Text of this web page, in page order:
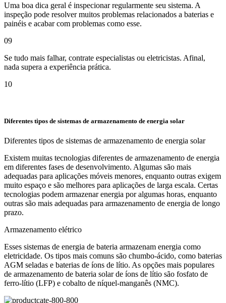
Uma boa dica geral é inspecionar regularmente seu sistema. A
inspeção pode resolver muitos problemas relacionados a baterias e
painéis e acabar com problemas como esse.
09
Se tudo mais falhar, contrate especialistas ou eletricistas. Afinal,
nada supera a experiência prática.
10
Diferentes tipos de sistemas de armazenamento de energia solar
Diferentes tipos de sistemas de armazenamento de energia solar
Existem muitas tecnologias diferentes de armazenamento de energia
em diferentes fases de desenvolvimento. Algumas são mais
adequadas para aplicações móveis menores, enquanto outras exigem
muito espaço e são melhores para aplicações de larga escala. Certas
tecnologias podem armazenar energia por algumas horas, enquanto
outras são mais adequadas para armazenamento de energia de longo
prazo.
Armazenamento elétrico
Esses sistemas de energia de bateria armazenam energia como
eletricidade. Os tipos mais comuns são chumbo-ácido, como baterias
AGM seladas e baterias de íons de lítio. As opções mais populares
de armazenamento de bateria solar de íons de lítio são fosfato de
ferro-lítio (LFP) e cobalto de níquel-manganês (NMC).